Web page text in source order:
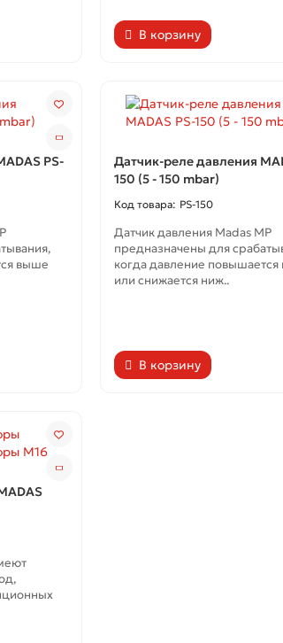
В корзину
PS-
выше
Датчик-реле давления
150 (5 - 150 mbar)
PS-150
Датчик давления Madas МР
предназначены для
когда давление
или снижается ниж..
В корзину